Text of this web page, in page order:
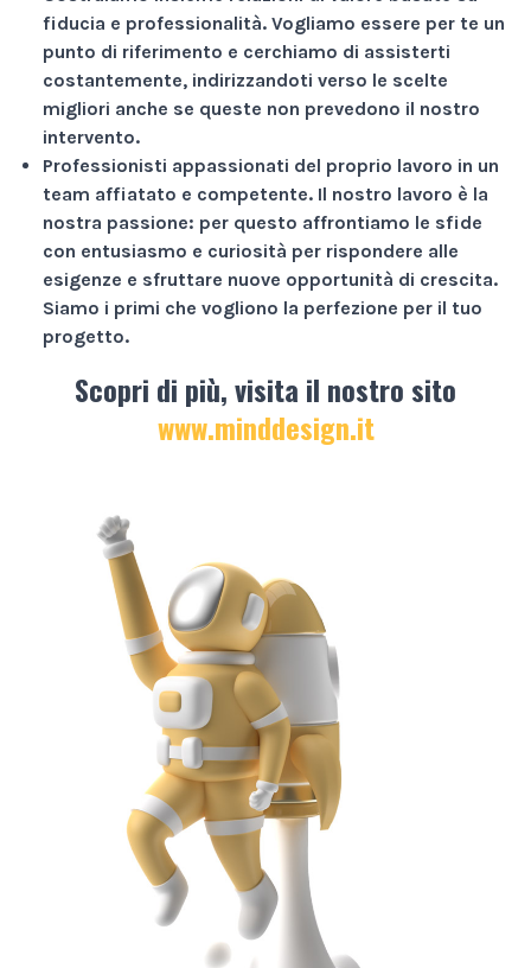
fiducia e professionalità. Vogliamo essere per te un
punto di riferimento e cerchiamo di assisterti
costantemente, indirizzandoti verso le scelte
migliori anche se queste non prevedono il nostro
intervento.
Professionisti appassionati del proprio lavoro in un
team affiatato e competente. Il nostro lavoro è la
nostra passione: per questo affrontiamo le sfide
con entusiasmo e curiosità per rispondere alle
esigenze e sfruttare nuove opportunità di crescita.
Siamo i primi che vogliono la perfezione per il tuo
progetto.
Scopri di più, visita il nostro sito
www.minddesign.it